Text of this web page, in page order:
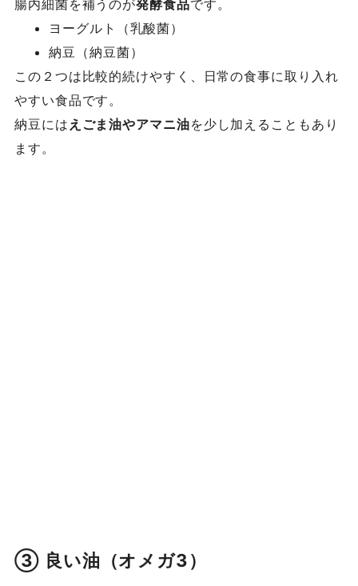
腸内細菌を補うのが発酵食品です。
ヨーグルト（乳酸菌）
納豆（納豆菌）
この２つは比較的続けやすく、日常の食事に取り入れ
やすい食品です。
納豆には えごま油やアマニ油を少し加えることもあり
ます。
③ 良い油（オメガ3）